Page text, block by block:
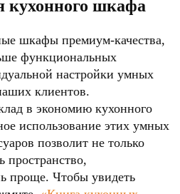
кухонного шкафа
шкафы премиум-качества,
функциональных
настройки умных
клиентов.
в экономию кухонного
использование этих умных
позволит не только
пространство,
проще. Чтобы увидеть